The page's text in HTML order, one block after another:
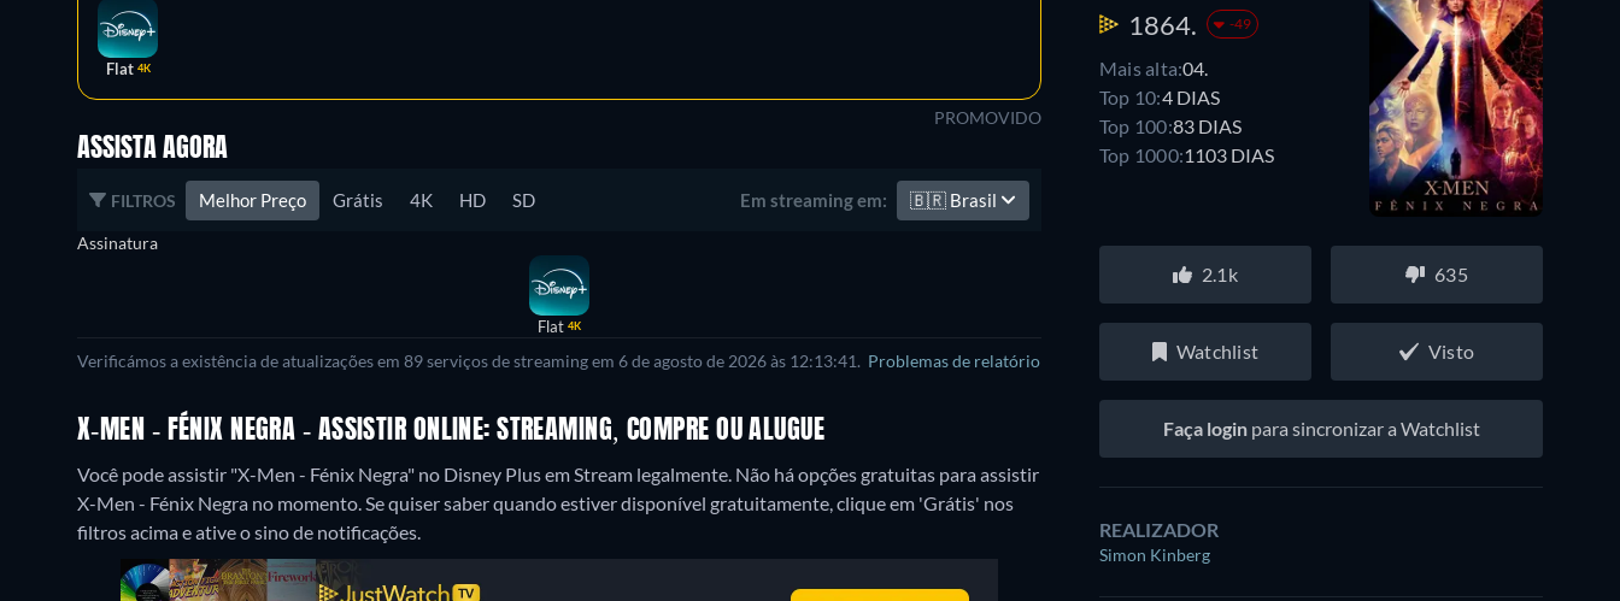
Flat 4K
PROMOVIDO
ASSISTA AGORA
FILTROS Melhor Preço Grátis 4K HD SD Em streaming em: 🇧🇷 Brasil
Assinatura
Flat 4K
Verificámos a existência de atualizações em 89 serviços de streaming em 6 de agosto de 2026 às 12:13:41. Problemas de relatório
X-MEN - FÉNIX NEGRA - ASSISTIR ONLINE: STREAMING, COMPRE OU ALUGUE
Você pode assistir "X-Men - Fénix Negra" no Disney Plus em Stream legalmente. Não há opções gratuitas para assistir
X-Men - Fénix Negra no momento. Se quiser saber quando estiver disponível gratuitamente, clique em 'Grátis' nos
filtros acima e ative o sino de notificações.
1864. -49
Mais alta:04.
Top 10:4 DIAS
Top 100:83 DIAS
Top 1000:1103 DIAS
2.1k 635
Watchlist Visto
Faça loginpara sincronizar a Watchlist
REALIZADOR
Simon Kinberg